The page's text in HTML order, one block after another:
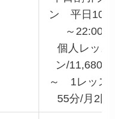
ン 平日
～22:00
個人レッス
ン/11,680円
～ 1レッス
55分/月2回